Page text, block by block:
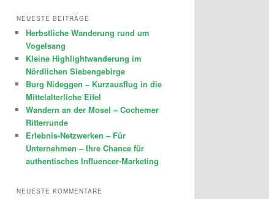
NEUESTE BEITRÄGE
Herbstliche Wanderung rund um
Vogelsang
Kleine Highlightwanderung im
Nördlichen Siebengebirge
Burg Nideggen – Kurzausflug in die
Mittelalterliche Eifel
Wandern an der Mosel – Cochemer
Ritterrunde
Erlebnis-Netzwerken – Für
Unternehmen – Ihre Chance für
authentisches Influencer-Marketing
NEUESTE KOMMENTARE